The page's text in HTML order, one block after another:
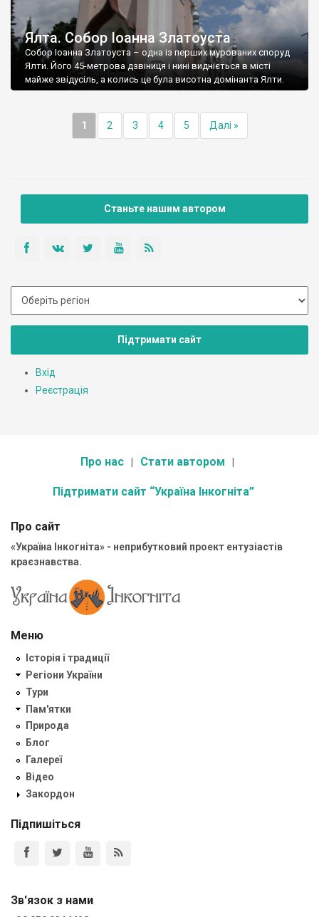
Ялта. Собор Іоанна Златоуста
Собор Іоанна Златоуста – одна із перших мурованих споруд
Ялти. Його 45-метрова дзвіниця і нині видніється в місті
майже звідусіль, а колись це була висотна домінанта Ялти.
1 2 3 4 5 Далі »
Станьте нашим автором
Підтримати сайт
Вхід
Реєстрація
Про нас Стати автором
Підтримати сайт “Україна Інкогніта”
Про сайт
«Україна Інкогніта» - неприбутковий проект ентузіастів
краєзнавства.
Меню
Історія і традиції
Регіони України
Тури
Пам'ятки
Природа
Блог
Галереї
Відео
Закордон
Підпишіться
Зв'язок з нами